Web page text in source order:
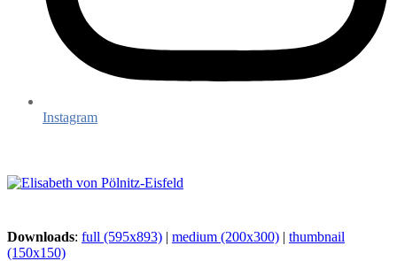
Instagram
Downloads: full (595x893) | medium (200x300) | thumbnail
(150x150)